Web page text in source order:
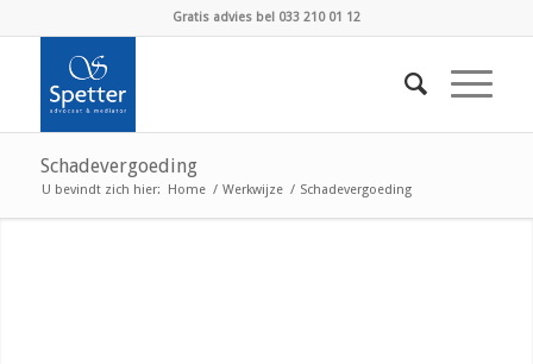
Gratis advies bel 033 210 01 12
Schadevergoeding
U bevindt zich hier: Home / Werkwijze / Schadevergoeding